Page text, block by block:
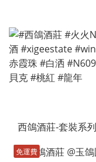
西鴿酒莊-套裝系列
免運費